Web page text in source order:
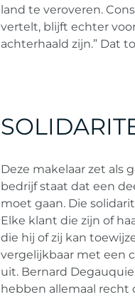
land te veroveren.
vertelt, blijft echter
achterhaald zijn.” Dat
Deze makelaar zet als
bedrijf staat dat een
moet gaan. Die
Elke klant die zijn of
die hij of zij kan
vergelijkbaar met een
uit. Bernard
hebben allemaal recht